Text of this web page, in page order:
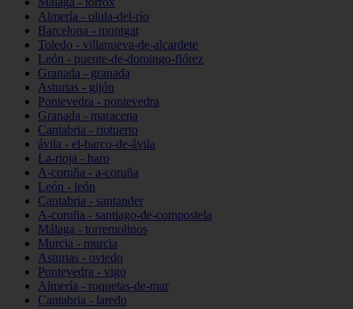
Almería - olula-del-río
Barcelona - montgat
Toledo - villanueva-de-alcardete
León - puente-de-domingo-flórez
Granada - granada
Asturias - gijón
Pontevedra - pontevedra
Granada - maracena
Cantabria - riotuerto
ávila - el-barco-de-ávila
La-rioja - haro
A-coruña - a-coruña
León - león
Cantabria - santander
A-coruña - santiago-de-compostela
Málaga - torremolinos
Murcia - murcia
Asturias - oviedo
Pontevedra - vigo
Almería - roquetas-de-mar
Cantabria - laredo